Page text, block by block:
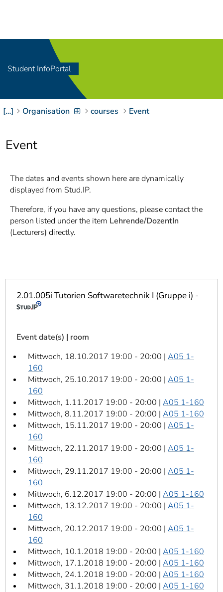
Zum Inhalt springen
[Access-Key 2
Zur Suche springen
[Access-Key 4]
Zur Hauptnavigation
9]
Zur
Brotkrumennavigation
springen[ Access-Key
]
Student InfoPortal
[…] Organisation courses Event
Event
The dates and events shown here are dynamically
displayed from Stud.IP.
Therefore, if you have any questions, please contact the
person listed under the item Lehrende/DozentIn
(Lecturers) directly.
2.01.005i Tutorien Softwaretechnik I (Gruppe i) -
Event date(s) | room
Mittwoch, 18.10.2017 19:00 - 20:00 | A05 1-
160
Mittwoch, 25.10.2017 19:00 - 20:00 | A05 1-
160
Mittwoch, 1.11.2017 19:00 - 20:00 | A05 1-160
Mittwoch, 8.11.2017 19:00 - 20:00 | A05 1-160
Mittwoch, 15.11.2017 19:00 - 20:00 | A05 1-
160
Mittwoch, 22.11.2017 19:00 - 20:00 | A05 1-
160
Mittwoch, 29.11.2017 19:00 - 20:00 | A05 1-
160
Mittwoch, 6.12.2017 19:00 - 20:00 | A05 1-160
Mittwoch, 13.12.2017 19:00 - 20:00 | A05 1-
160
Mittwoch, 20.12.2017 19:00 - 20:00 | A05 1-
160
Mittwoch, 10.1.2018 19:00 - 20:00 | A05 1-160
Mittwoch, 17.1.2018 19:00 - 20:00 | A05 1-160
Mittwoch, 24.1.2018 19:00 - 20:00 | A05 1-160
Mittwoch, 31.1.2018 19:00 - 20:00 | A05 1-160